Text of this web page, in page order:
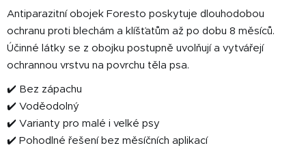
s
u
Antiparazitní obojek Foresto poskytuje dlouhodobou
ochranu proti blechám a klíšťatům až po dobu 8 měsíců.
Účinné látky se z obojku postupně uvolňují a vytvářejí
ochrannou vrstvu na povrchu těla psa.
✔️ Bez zápachu
✔️ Voděodolný
✔️ Varianty pro malé i velké psy
✔️ Pohodlné řešení bez měsíčních aplikací